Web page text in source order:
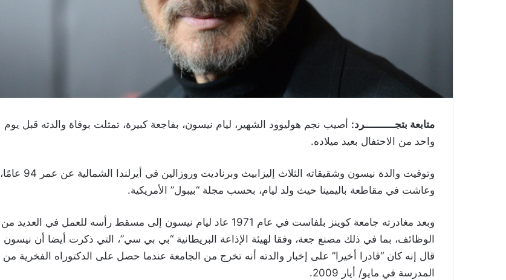
متابعة بتجــــــــــرد: أصيب نجم هوليوود الشهير، ليام نيسون، بفاجعة كبيرة، تمثلت بوفاة والدته قبل يوم
واحد من الاحتفال بعيد ميلاده.
وتوفيت والدة نيسون وشقيقاته الثلاث إليزابيث وبرناديت وروزالين في أيرلندا الشمالية عن عمر 94 عامًا،
وعاشت في مقاطعة باليمينا حيث ولد ليام، بحسب مجلة “بيبول” الأمريكية.
وبعد مغادرته جامعة كوينز بلفاست في عام 1971 عاد ليام نيسون إلى مسقط رأسه للعمل في العديد من
الوظائف، بما في ذلك مصنع جعة، وفقا لهيئة الإذاعة البريطانية “بي بي سي”، التي ذكرت أيضا أن نيسون
قال إنه كان “قادرا أخيرا” على إخبار والدته أنه تخرج من الجامعة عندما حصل على الدكتوراه الفخرية من
المدرسة في مايو/ أيار 2009.